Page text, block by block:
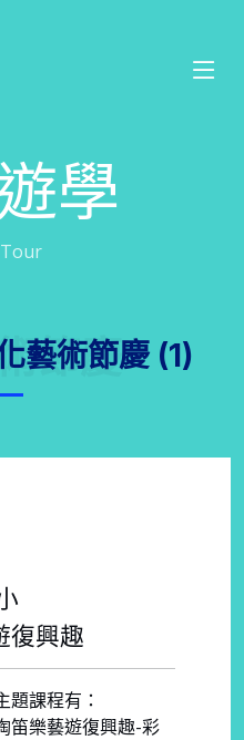
學
節慶
藝術節慶 (1)
復興趣
題課程有：
笛樂藝遊復興趣-彩